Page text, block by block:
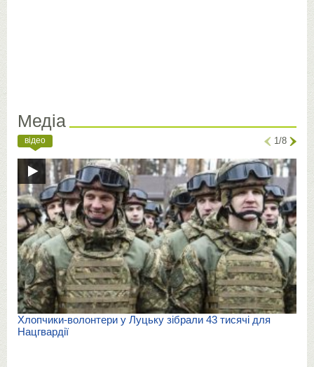
Медіа
відео 1/8
Хлопчики-волонтери у Луцьку зібрали 43 тисячі для
Нацгвардії